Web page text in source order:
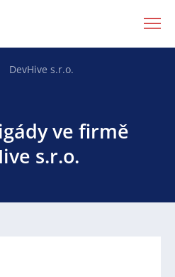
DevHive s.r.o.
ve firmě
s.r.o.